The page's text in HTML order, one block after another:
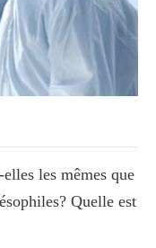
les mêmes que
Quelle est